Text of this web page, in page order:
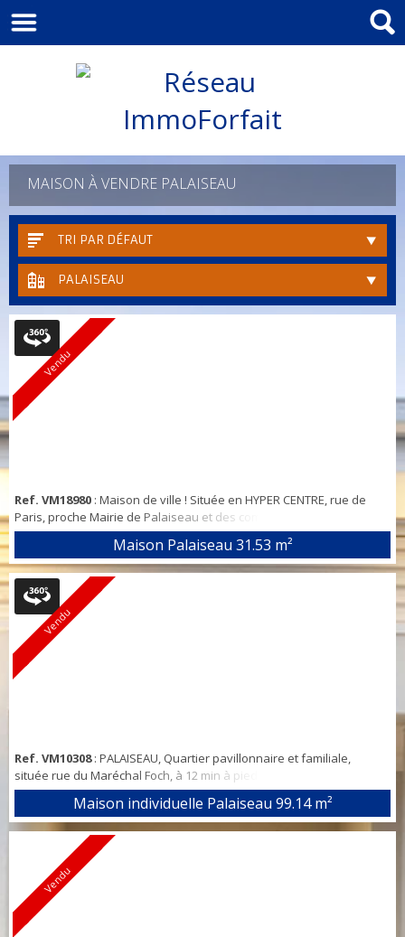
MAISON À VENDRE PALAISEAU
TRI PAR DÉFAUT
PALAISEAU
Vendu
Ref. VM18980 : Maison de ville ! Située en HYPER CENTRE, rue de
Paris, proche Mairie de Palaiseau et des commerces, à 500m de la
gare RER B Palaiseau, au calme. Maison de ville de 31,53 m2 carrez
de type 2 pièces sur 2 niveaux rénovée en 2015, comprenant : au
rez de chaussée, cuisine aménagée et équipée ouverte sur le
salon, un wc séparé. A l'étage, une pièce ouverte faisant office de
chambre avec un e...
Maison Palaiseau 31.53 m²
Vendu
Ref. VM10308: PALAISEAU, Quartier pavillonnaire et familiale,
située rue du Maréchal Foch, à 12 min à pied du RER B Massy-
Palaiseau et de tous les restaurants/ cinéma du quartier Atlantis, à
moins de 200m de l'école élémentaire et des commerces. Maison
de 99,14m2 édifiée sur 430 m2 de terrain comprenant, une entrée,
un séjour traversant de 22 m2 avec cheminée, vous avez un accès
direct sur la te...
Maison individuelle Palaiseau 99.14 m²
Vendu